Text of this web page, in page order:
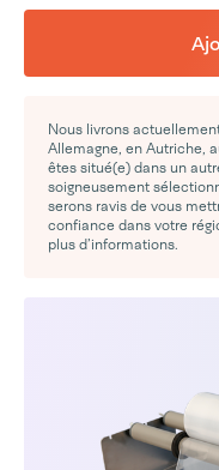
Nous livrons
Allemagne, en Autriche,
êtes situé(e) dans un
soigneusement
serons ravis de vous
confiance dans votre
plus d’informations.